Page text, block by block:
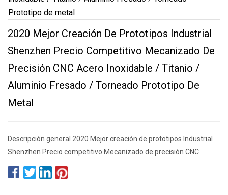
2020 Mejor Creación De Prototipos Industrial
Shenzhen Precio Competitivo Mecanizado De
Precisión CNC Acero Inoxidable / Titanio /
Aluminio Fresado / Torneado Prototipo De
Metal
Descripción general 2020 Mejor creación de prototipos Industrial
Shenzhen Precio competitivo Mecanizado de precisión CNC